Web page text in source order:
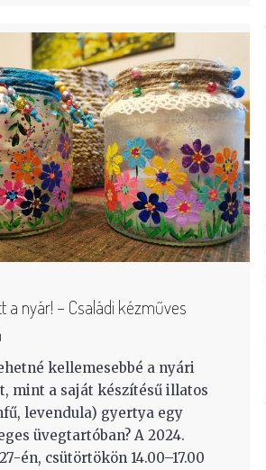
a nyár! – Családi kézműves
kellemesebbé a nyári
mint a saját készítésű illatos
levendula) gyertya egy
üvegtartóban? A 2024.
én, csütörtökön 14.00–17.00